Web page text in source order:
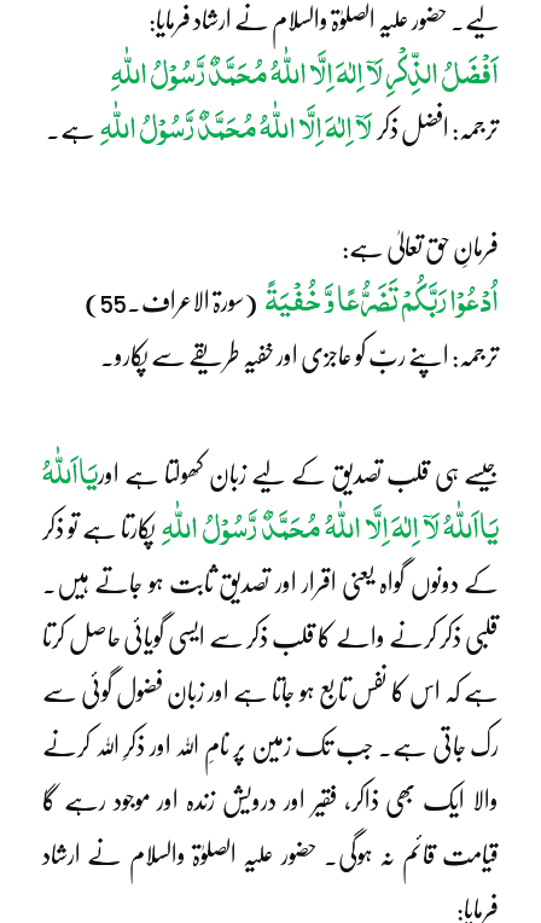
لیے۔ حضور علیہ الصلوٰۃ والسلام نے ارشاد فرمایا:
اَفْضَلُ الذِّکْرِ لَآ اِلٰہَ اِلَّا اللّٰہُ مُحَمَّدٌ رَّسُوْلُ اللّٰہِ
ترجمہ: افضل ذکر لَآ اِلٰہَ اِلَّا اللّٰہُ مُحَمَّدٌ رَّسُوْلُ اللّٰہِ ہے۔
فرمانِ حق تعالیٰ ہے:
اُدْعُوْا رَبَّکُمْ تَضَرُّعًا وَّ خُفْیَۃً (سورۃ الاعراف۔55)
ترجمہ: اپنے ربّ کو عاجزی اور خفیہ طریقے سے پکارو۔
جیسے ہی قلب تصدیق کے لیے زبان کھولتا ہے اوریَااَللّٰہُ
یَااَللّٰہُ لَآ اِلٰہَ اِلَّا اللّٰہُ مُحَمَّدٌ رَّسُوْلُ اللّٰہِ پکارتا ہے تو ذکر
کے دونوں گواہ یعنی اقرار اور تصدیق ثابت ہو جاتے ہیں۔
قلبی ذکر کرنے والے کا قلب ذکر سے ایسی گویائی حاصل کرتا
ہے کہ اس کا نفس تابع ہو جاتا ہے اور زبان فضول گوئی سے
رک جاتی ہے۔ جب تک زمین پر نامِ اللہ اور ذکرِ اللہ کرنے
والا ایک بھی ذاکر، فقیر اور درویش زندہ اور موجود رہے گا
قیامت قائم نہ ہوگی۔ حضور علیہ الصلوٰۃ والسلام نے ارشاد
فرمایا: